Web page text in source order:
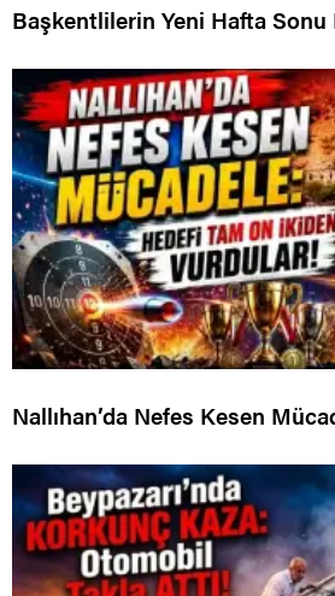
Başkentlilerin Yeni Hafta Sonu
Nallıhan’da Nefes Kesen